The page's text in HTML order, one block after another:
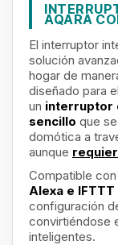
AQARA
El interruptor
solución
hogar de
diseñado para
un interruptor
sencillo que
domótica a
aunque
Compatible con
Alexa e IFTTT
configuración
convirtiéndose
inteligentes.